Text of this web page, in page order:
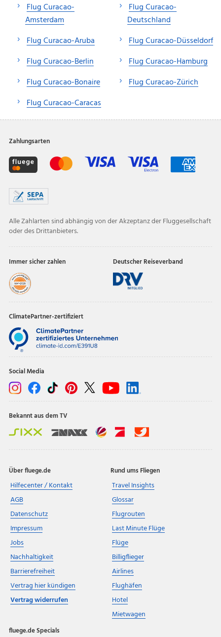
Flug Curacao-
Amsterdam
Flug Curacao-Aruba
Flug Curacao-Berlin
Flug Curacao-Bonaire
Flug Curacao-Caracas
Flug Curacao-
Deutschland
Flug Curacao-Düsseldorf
Flug Curacao-Hamburg
Flug Curacao-Zürich